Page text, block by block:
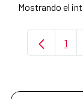
Mostrando el
1